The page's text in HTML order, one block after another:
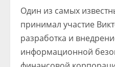
Один из самых
принимал участие
разработка и
информационной